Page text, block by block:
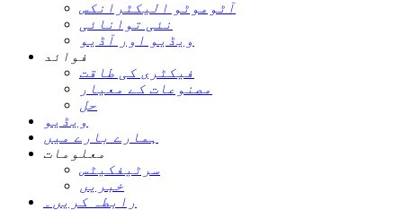
آٹوموٹو الیکٹرانکس
نئی توانائی
ویڈیو اور آڈیو
فوائد
فیکٹری کی طاقت
مصنوعات کے معیار
حل
ویڈیو
ہمارے بارے میں
معلومات
سرٹیفکیٹس
خبریں
رابطہ کریں۔